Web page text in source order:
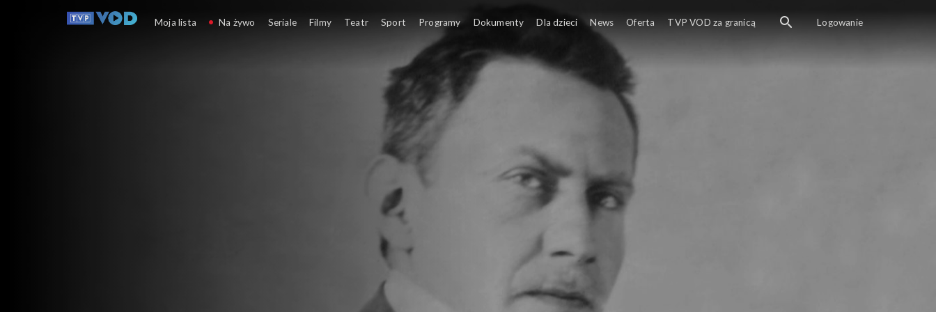
Moja lista Na żywo Seriale Filmy Teatr Sport Programy Dokumenty Dla dzieci News Oferta TVP VOD za granicą Logowanie